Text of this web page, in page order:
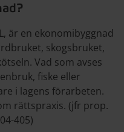
är en ekonomibyggnad
skogsbruket,
Vad som avses
fiske eller
i lagens förarbeten.
rättspraxis. (jfr prop.
405)